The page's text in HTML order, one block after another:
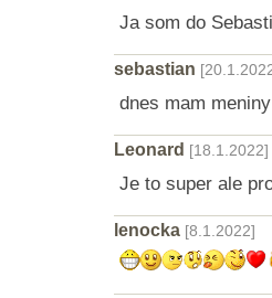
Ja som do
sebastian
dnes mam meniny
Leonard [18.1.2022]
Je to super ale
lenocka [8.1.2022]